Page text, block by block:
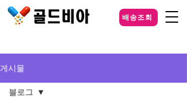
배송조회
게시물
블로그